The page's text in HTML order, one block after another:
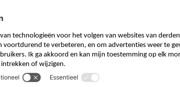
breedte-
het
kunnen
smalle
stofzuiger in